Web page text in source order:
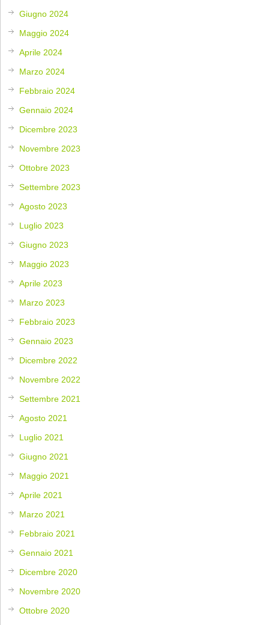
Giugno 2024
Maggio 2024
Aprile 2024
Marzo 2024
Febbraio 2024
Gennaio 2024
Dicembre 2023
Novembre 2023
Ottobre 2023
Settembre 2023
Agosto 2023
Luglio 2023
Giugno 2023
Maggio 2023
Aprile 2023
Marzo 2023
Febbraio 2023
Gennaio 2023
Dicembre 2022
Novembre 2022
Settembre 2021
Agosto 2021
Luglio 2021
Giugno 2021
Maggio 2021
Aprile 2021
Marzo 2021
Febbraio 2021
Gennaio 2021
Dicembre 2020
Novembre 2020
Ottobre 2020